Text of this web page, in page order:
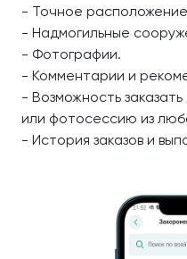
- Точное
- Надмогильные
- Фотографии.
- Комментарии и
- Возможность
или фотосессию из
- История заказов и